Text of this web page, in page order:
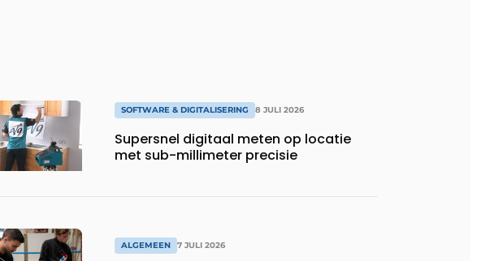
SOFTWARE & DIGITALISERING 8 JULI 2026
Supersnel digitaal meten op locatie
met sub-millimeter precisie
ALGEMEEN 7 JULI 2026